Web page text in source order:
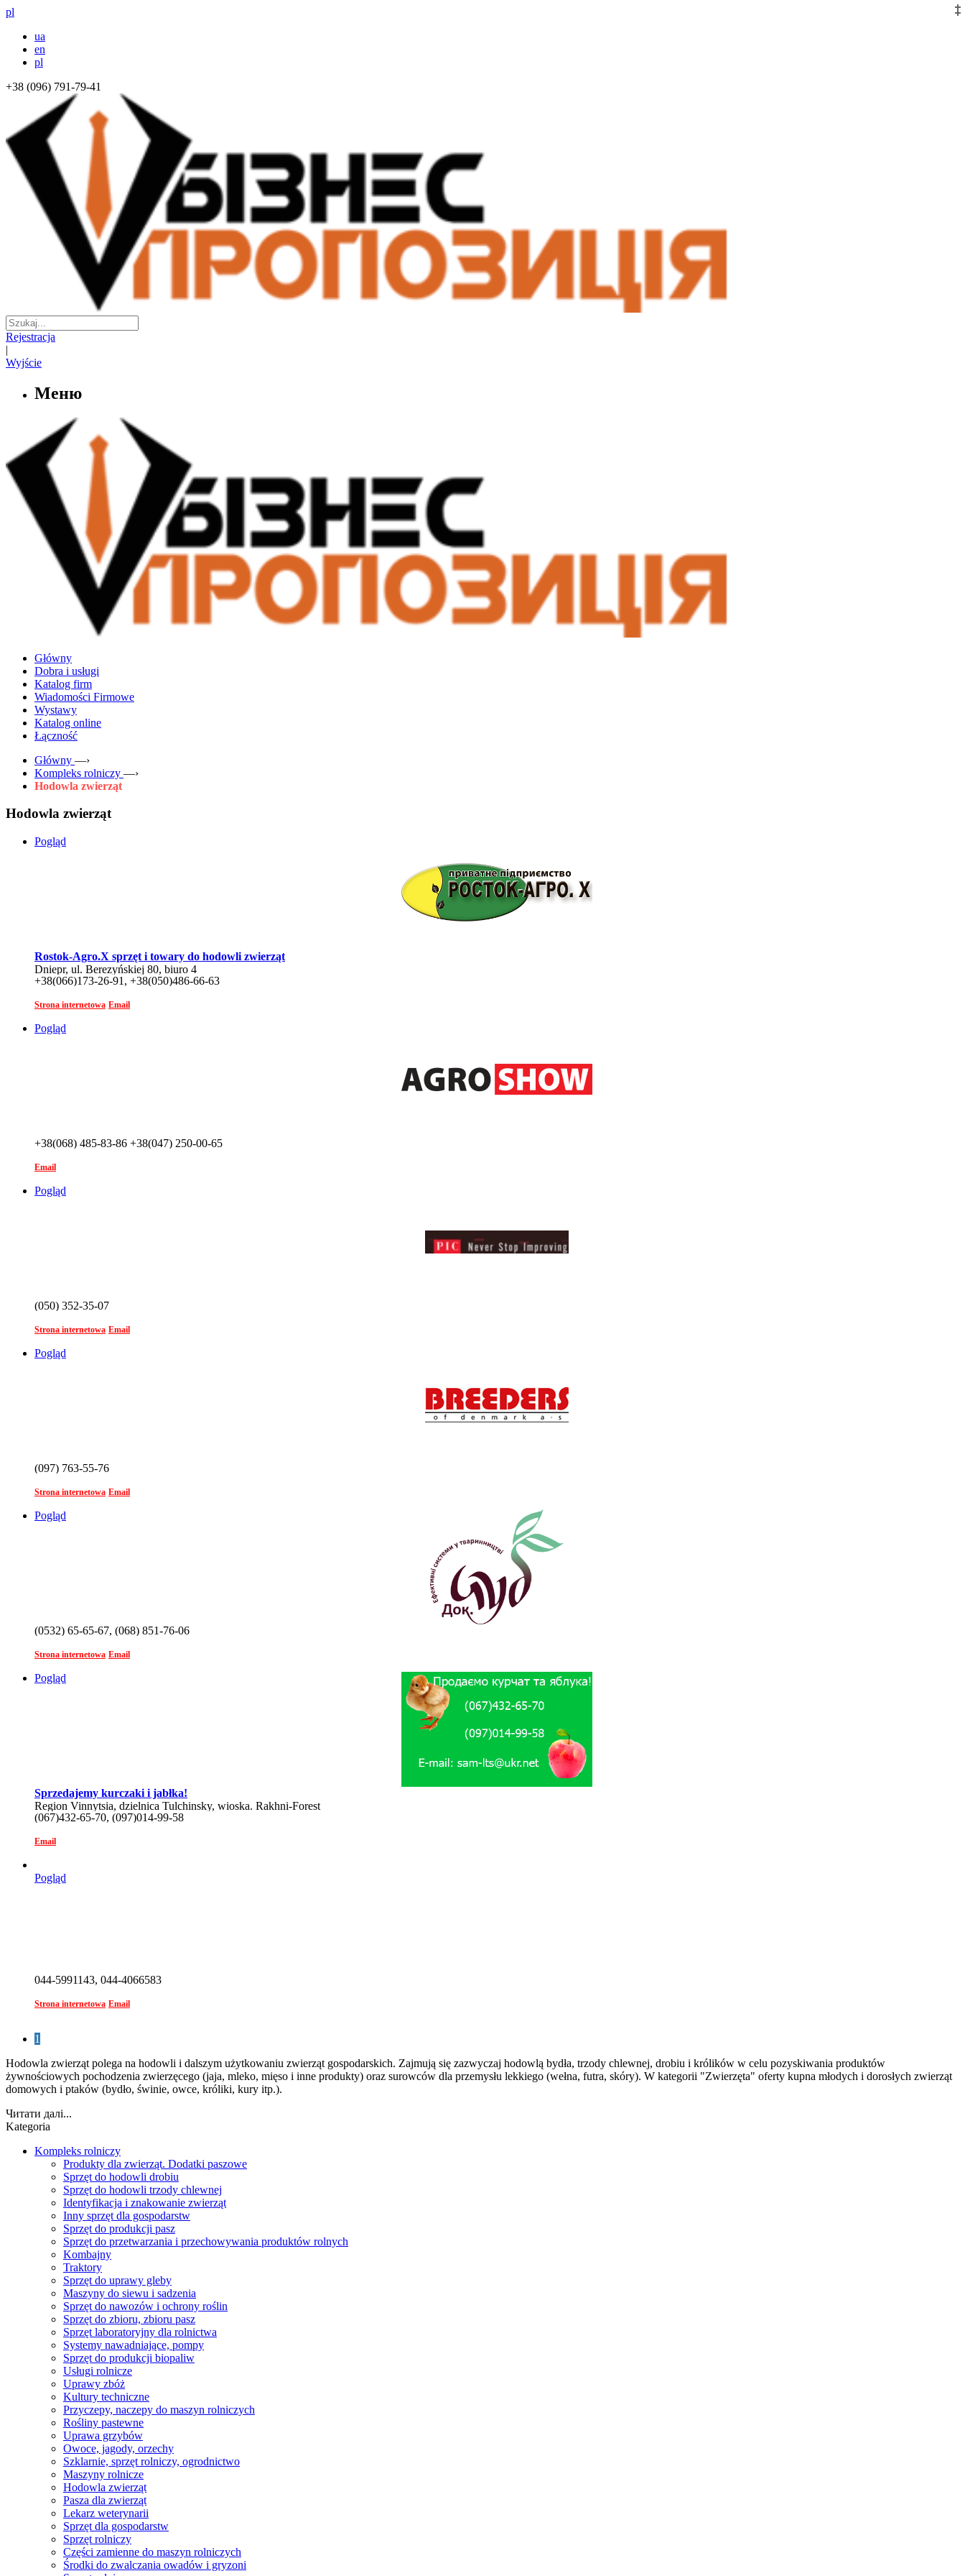
pl
ua
en
pl
+38 (096) 791-79-41
Rejestracja
|
Wyjście
Меню
Główny
Dobra i usługi
Katalog firm
Wiadomości Firmowe
Wystawy
Katalog online
Łączność
Główny —›
Kompleks rolniczy —›
Hodowla zwierząt
Hodowla zwierząt
Pogląd
Rostok-Agro.Х sprzęt i towary do hodowli zwierząt
Dniepr, ul. Berezyńskiej 80, biuro 4
+38(066)173-26-91, +38(050)486-66-63
Strona internetowa Email
Pogląd
+38(068) 485-83-86 +38(047) 250-00-65
Email
Pogląd
(050) 352-35-07
Strona internetowa Email
Pogląd
(097) 763-55-76
Strona internetowa Email
Pogląd
(0532) 65-65-67, (068) 851-76-06
Strona internetowa Email
Pogląd
Sprzedajemy kurczaki i jabłka!
Region Vinnytsia, dzielnica Tulchinsky, wioska. Rakhni-Forest
(067)432-65-70, (097)014-99-58
Email
Pogląd
044-5991143, 044-4066583
Strona internetowa Email
1
Hodowla zwierząt polega na hodowli i dalszym użytkowaniu zwierząt gospodarskich. Zajmują się zazwyczaj hodowlą bydła, trzody chlewnej, drobiu i królików w celu pozyskiwania produktów
żywnościowych pochodzenia zwierzęcego (jaja, mleko, mięso i inne produkty) oraz surowców dla przemysłu lekkiego (wełna, futra, skóry). W kategorii "Zwierzęta" oferty kupna młodych i dorosłych zwierząt
domowych i ptaków (bydło, świnie, owce, króliki, kury itp.).
Читати далі...
Kategoria
Kompleks rolniczy
Produkty dla zwierząt. Dodatki paszowe
Sprzęt do hodowli drobiu
Sprzęt do hodowli trzody chlewnej
Identyfikacja i znakowanie zwierząt
Inny sprzęt dla gospodarstw
Sprzęt do produkcji pasz
Sprzęt do przetwarzania i przechowywania produktów rolnych
Kombajny
Traktory
Sprzęt do uprawy gleby
Maszyny do siewu i sadzenia
Sprzęt do nawozów i ochrony roślin
Sprzęt do zbioru, zbioru pasz
Sprzęt laboratoryjny dla rolnictwa
Systemy nawadniające, pompy
Sprzęt do produkcji biopaliw
Usługi rolnicze
Uprawy zbóż
Kultury techniczne
Przyczepy, naczepy do maszyn rolniczych
Rośliny pastewne
Uprawa grzybów
Owoce, jagody, orzechy
Szklarnie, sprzęt rolniczy, ogrodnictwo
Maszyny rolnicze
Hodowla zwierząt
Pasza dla zwierząt
Lekarz weterynarii
Sprzęt dla gospodarstw
Sprzęt rolniczy
Części zamienne do maszyn rolniczych
Środki do zwalczania owadów i gryzoni